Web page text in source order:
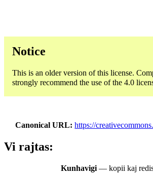
Notice
This is an older version of this license.
strongly recommend the use of the 4.0
Canonical URL https://
Vi rajtas:
Kunhavigi — kopii kaj